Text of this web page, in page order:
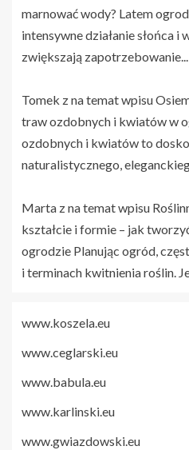
marnować wody? Latem
intensywne działanie słońca
zwiększają zapotrzebowanie...
Tomek z na temat wpisu
traw ozdobnych i kwiatów w
ozdobnych i kwiatów to
naturalistycznego,
Marta z na temat wpisu
kształcie i formie – jak
ogrodzie Planując ogród,
i terminach kwitnienia roślin.
www.koszela.eu
www.ceglarski.eu
www.babula.eu
www.karlinski.eu
www.gwiazdowski.eu